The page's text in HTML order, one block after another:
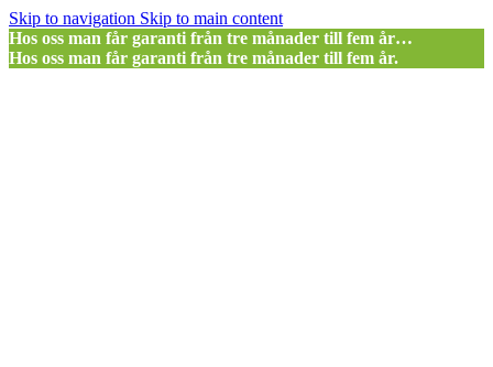
Skip to navigation Skip to main content
Hos oss man får garanti från tre månader till fem år…
Hos oss man får garanti från tre månader till fem år.